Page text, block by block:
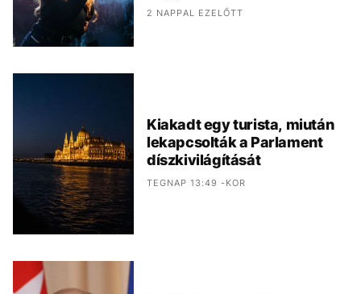
2 NAPPAL EZELŐTT
Kiakadt egy turista, miután
lekapcsolták a Parlament
díszkivilágítását
TEGNAP 13:49 -KOR